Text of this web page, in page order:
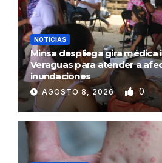
NOTICIAS
Minsa despliega gira médica
Veraguas para atender a
inundaciones
AGOSTO 8, 2026 0